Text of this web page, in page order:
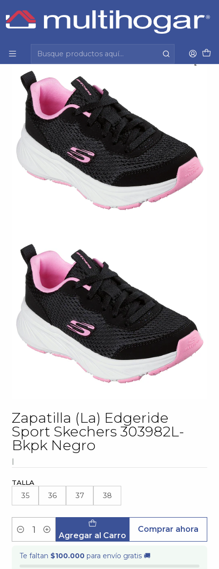
Inicio
Zapatilla
Zapatilla (La) Edgeride Sport Skechers 303982L-Bkpk
Negro
Zapatilla (La) Edgeride
Sport Skechers 303982L-
Bkpk Negro
|
TALLA
35 36 37 38
Cantidad Agregar al Carro
Comprar ahora
Te faltan $100.000 para envío gratis 🚚